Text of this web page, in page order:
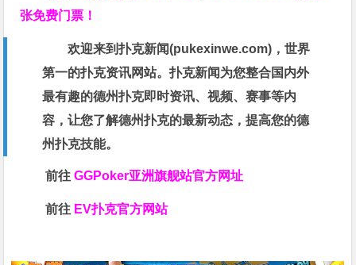
张免费门票！
欢迎来到扑克新闻(pukexinwe.com)，世界
第一的扑克资讯网站。扑克新闻为您整合国内外
最有趣的德州扑克即时资讯、视频、赛事等内
容，让您了解德州扑克的最新动态，提高您的德
州扑克技能。
前往GGPoker亚洲旗舰站官方网址
前往 EV扑克官方网站